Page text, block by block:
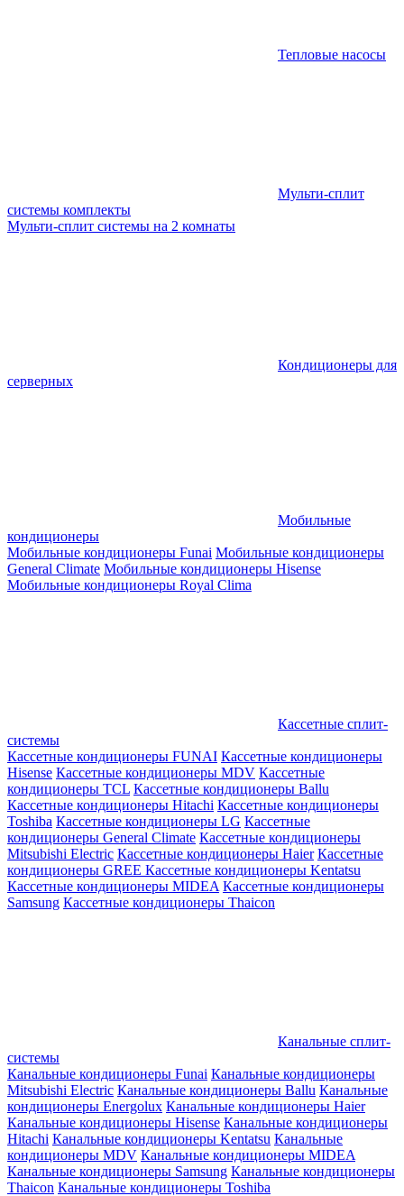
Тепловые насосы
Мульти-сплит
системы комплекты
Мульти-сплит системы на 2 комнаты
Кондиционеры для
серверных
Мобильные
кондиционеры
Мобильные кондиционеры Funai Мобильные кондиционеры
General Climate Мобильные кондиционеры Hisense
Мобильные кондиционеры Royal Clima
Кассетные сплит-
системы
Кассетные кондиционеры FUNAI Кассетные кондиционеры
Hisense Кассетные кондиционеры MDV Кассетные
кондиционеры TCL Кассетные кондиционеры Ballu
Кассетные кондиционеры Hitachi Кассетные кондиционеры
Toshiba Кассетные кондиционеры LG Кассетные
кондиционеры General Climate Кассетные кондиционеры
Mitsubishi Electric Кассетные кондиционеры Haier Кассетные
кондиционеры GREE Кассетные кондиционеры Kentatsu
Кассетные кондиционеры MIDEA Кассетные кондиционеры
Samsung Кассетные кондиционеры Thaicon
Канальные сплит-
системы
Канальные кондиционеры Funai Канальные кондиционеры
Mitsubishi Electric Канальные кондиционеры Ballu Канальные
кондиционеры Energolux Канальные кондиционеры Haier
Канальные кондиционеры Hisense Канальные кондиционеры
Hitachi Канальные кондиционеры Kentatsu Канальные
кондиционеры MDV Канальные кондиционеры MIDEA
Канальные кондиционеры Samsung Канальные кондиционеры
Thaicon Канальные кондиционеры Toshiba